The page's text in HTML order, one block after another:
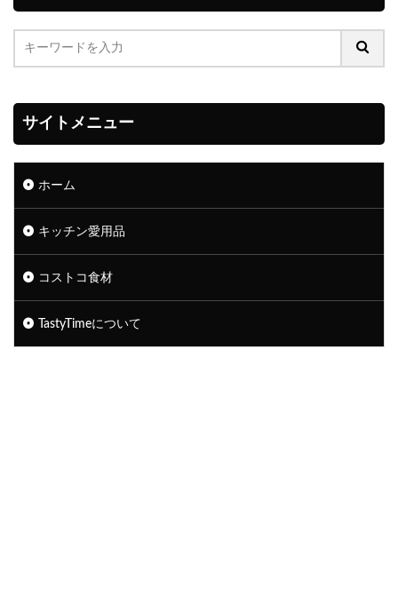
サイトメニュー
ホーム
キッチン愛用品
コストコ食材
TastyTimeについて